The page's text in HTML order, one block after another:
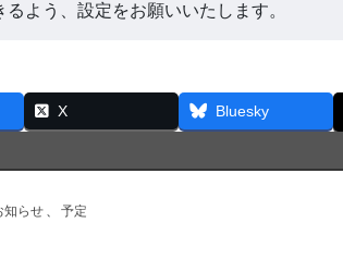
よう、設定をお願いいたします。
X Bluesky
知らせ 、 予定